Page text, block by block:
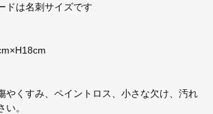
ドは名刺サイズです
やくすみ、ペイントロス、小さな欠け、汚れ
。